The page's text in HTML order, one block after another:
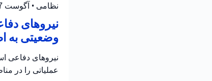
نظامی • آگوست 7, 2026 at 10:12 ب.ظ
نیروهای
وضعیتی به
نیروهای دفاعی
عملیاتی را در